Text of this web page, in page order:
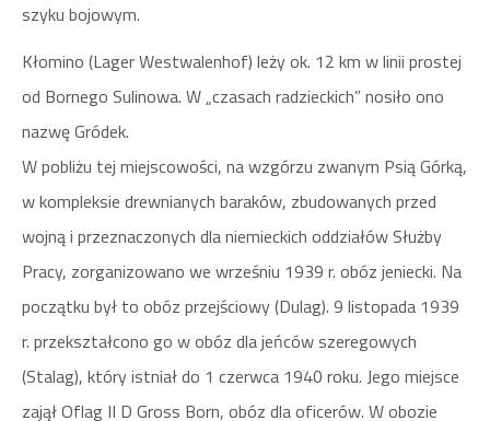
szyku bojowym.
Kłomino (Lager Westwalenhof) leży ok. 12 km w linii prostej
od Bornego Sulinowa. W „czasach radzieckich” nosiło ono
nazwę Gródek.
W pobliżu tej miejscowości, na wzgórzu zwanym Psią Górką,
w kompleksie drewnianych baraków, zbudowanych przed
wojną i przeznaczonych dla niemieckich oddziałów Służby
Pracy, zorganizowano we wrześniu 1939 r. obóz jeniecki. Na
początku był to obóz przejściowy (Dulag). 9 listopada 1939
r. przekształcono go w obóz dla jeńców szeregowych
(Stalag), który istniał do 1 czerwca 1940 roku. Jego miejsce
zajął Oflag II D Gross Born, obóz dla oficerów. W obozie